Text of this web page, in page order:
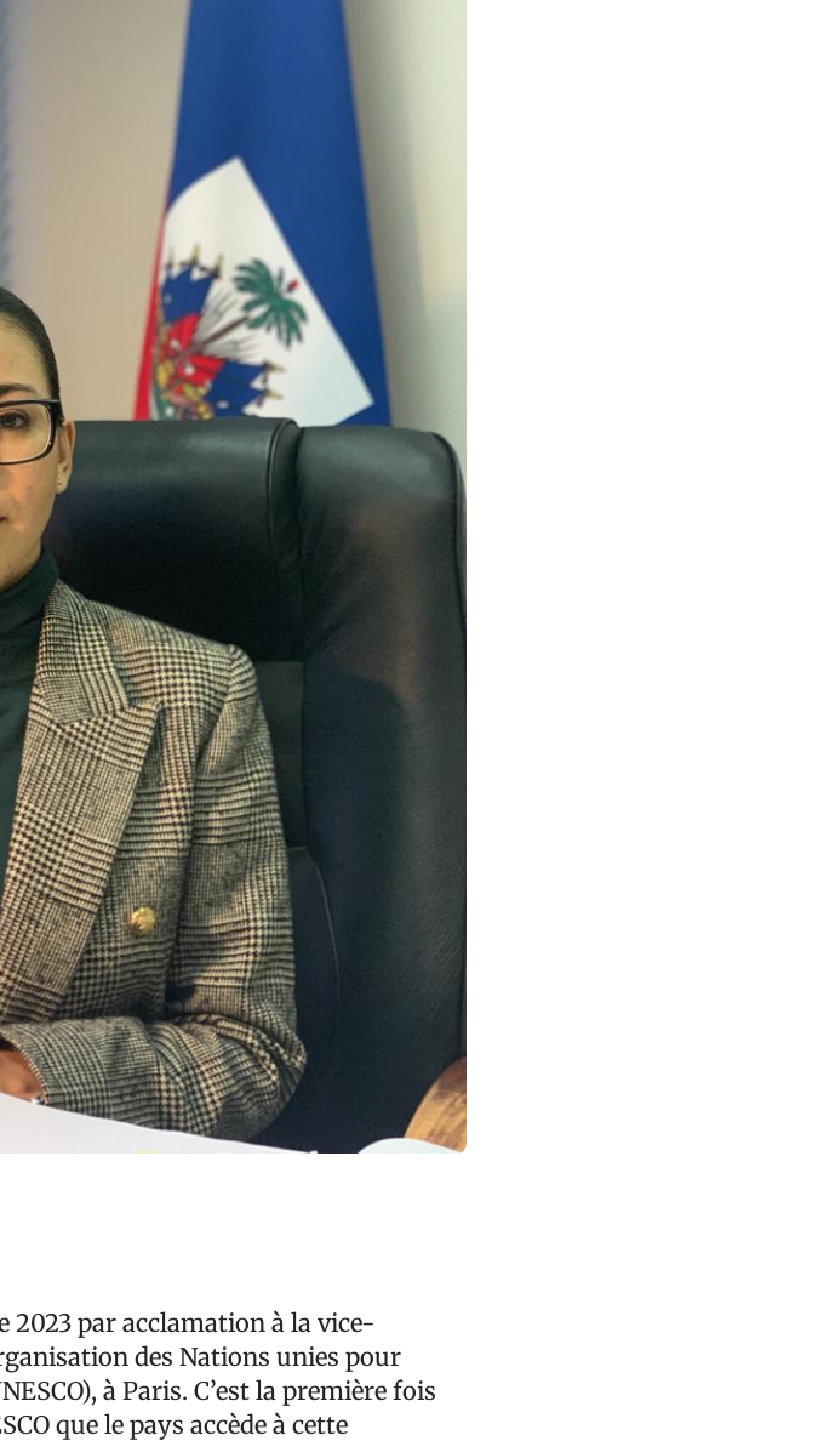
2023 par acclamation à la vice-
des Nations unies pour
à Paris. C’est la première fois
que le pays accède à cette